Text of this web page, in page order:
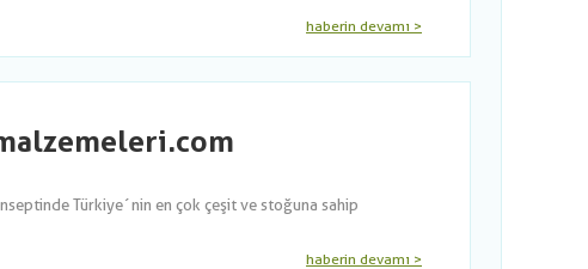
haberin devamı >
Türkiye´nin en çok çeşit ve stoğuna sahip
haberin devamı >